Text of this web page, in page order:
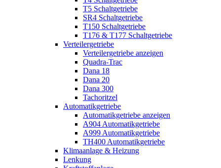
T5 Schaltgetriebe
SR4 Schaltgetriebe
T150 Schaltgetriebe
T176 & T177 Schaltgetriebe
Verteilergetriebe
Verteilergetriebe anzeigen
Quadra-Trac
Dana 18
Dana 20
Dana 300
Tachoritzel
Automatikgetriebe
Automatikgetriebe anzeigen
A904 Automatikgetriebe
A999 Automatikgetriebe
TH400 Automatikgetriebe
Klimaanlage & Heizung
Lenkung